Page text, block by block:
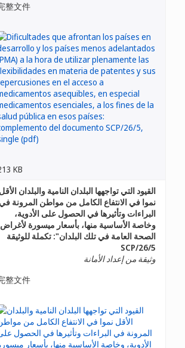
整文件
KB
القيود التي تواجهها البلدان النامية والبلدان الأقل
نموا في الانتفاع الكامل من مواطن المرونة في
البراءات وتأثيرها في الحصول على الأدوية،
وخاصة الأساسية منها، بأسعار ميسورة لأغراض
الصحة العامة في تلك البلدان": تكملة للوثيقة
SCP/26/5
وثيقة من إعداد الأمانة
整文件